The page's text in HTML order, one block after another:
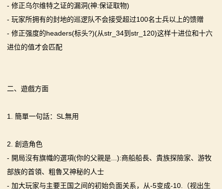
- 修正乌尔维特之证的漏洞(神:保证取物)
- 玩家所拥有的封地的巡逻队不会接受超过100名士兵以上的馈赠
- 修正强度的headers(标头?)(从str_34到str_120)这样十进位和十六
进位的值才会匹配
二、遊戲方面
1. 簡單一句話：SL無用
2. 創造角色
- 開局沒有旗幟的選項(你的父親是...):商船船長、貴族探險家、游牧
部族的首領、粗魯又神秘的人士
- 加大玩家与主要王国之间的初始负面关系，从-5变成-10.（视出生